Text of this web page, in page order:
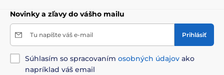
Novinky a zľavy do vášho mailu
Tu napíšte váš e-mail Prihlásiť
Súhlasím so spracovaním osobných údajov ako
napríklad váš email